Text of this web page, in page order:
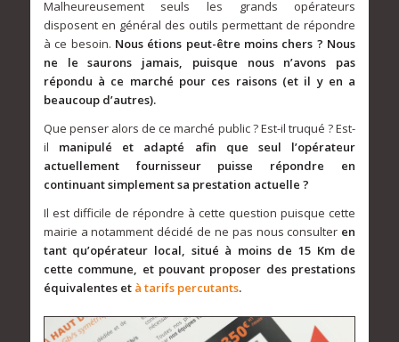
Malheureusement seuls les grands opérateurs
disposent en général des outils permettant de répondre
à ce besoin. Nous étions peut-être moins chers ? Nous
ne le saurons jamais, puisque nous n’avons pas
répondu à ce marché pour ces raisons (et il y en a
beaucoup d’autres).
Que penser alors de ce marché public ? Est-il truqué ? Est-
il manipulé et adapté afin que seul l’opérateur
actuellement fournisseur puisse répondre en
continuant simplement sa prestation actuelle ?
Il est difficile de répondre à cette question puisque cette
mairie a notamment décidé de ne pas nous consulter en
tant qu’opérateur local, situé à moins de 15 Km de
cette commune, et pouvant proposer des prestations
équivalentes età tarifs percutants.